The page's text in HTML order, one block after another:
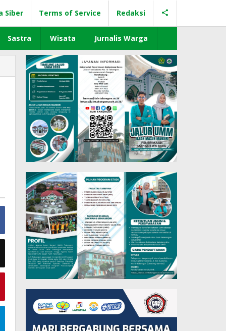
Siber Terms of Service Redaksi
Sastra Wisata Jurnalis Warga